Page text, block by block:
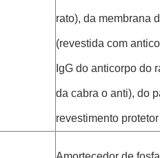
rato), da membrana
(revestida com
IgG do anticorpo do
da cabra o anti), do
revestimento